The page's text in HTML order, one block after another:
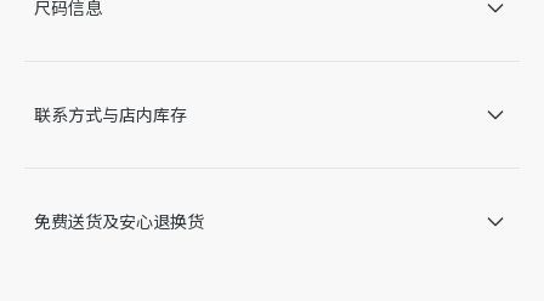
银色饰面黄铜星星吊饰
饰边：牛皮革
在色差、尺码误差、成分含量误差或其他细节误差，网站展示的
尺码信息
联系方式与店内库存
免费送货及安心退换货